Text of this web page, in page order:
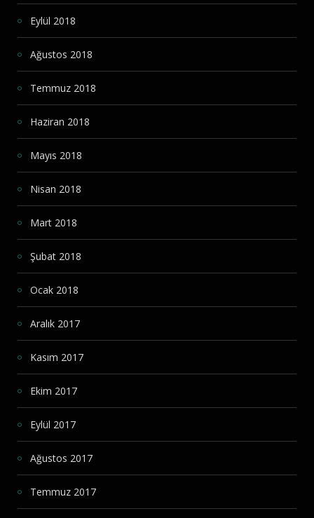
Eylül 2018
Ağustos 2018
Temmuz 2018
Haziran 2018
Mayıs 2018
Nisan 2018
Mart 2018
Şubat 2018
Ocak 2018
Aralık 2017
Kasım 2017
Ekim 2017
Eylül 2017
Ağustos 2017
Temmuz 2017